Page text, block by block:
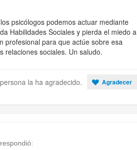
psicólogos podemos actuar mediante
Habilidades Sociales y pierda el miedo a
profesional para que actúe sobre esa
relaciones sociales. Un saludo.
Agradecer
la ha agradecido.
respondió: